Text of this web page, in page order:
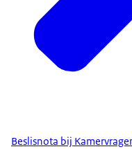
Beslisnota bij